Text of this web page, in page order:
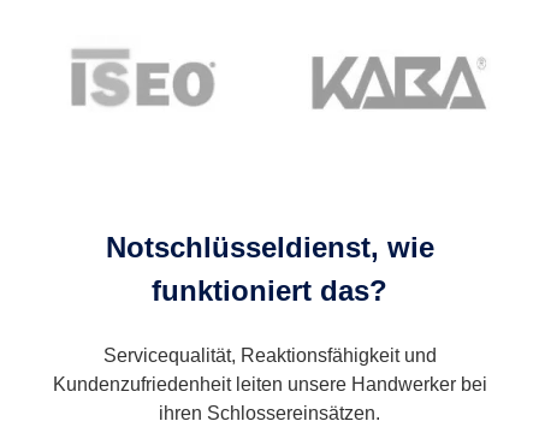
Notschlüsseldienst, wie
funktioniert das?
Servicequalität, Reaktionsfähigkeit und
Kundenzufriedenheit leiten unsere Handwerker bei
ihren Schlossereinsätzen.